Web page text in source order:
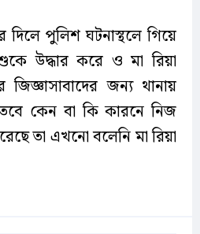
পুলিশ ঘটনাস্থলে গিয়ে
উদ্ধার করে ও মা রিয়া
জন্য থানায়
কেন বা কি কারনে নিজ
তা এখনো বলেনি মা রিয়া